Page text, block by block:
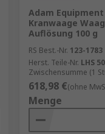
Adam Equipment
Kranwaage
Auflösung 100 g
RS Best.-Nr. 123-1783
Herst. Teile-Nr. LHS
Zwischensumme (1
618,98 €(ohne
Menge